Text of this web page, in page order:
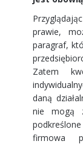
prawie,
paragraf,
Zatem
daną
nie mogą
firmowa